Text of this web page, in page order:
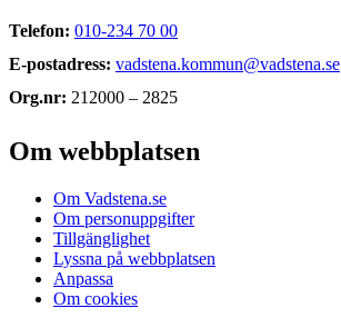
Telefon: 010-234 70 00
E-postadress: vadstena.kommun@vadstena.se
Org.nr: 212000 – 2825
Om webbplatsen
Om Vadstena.se
Om personuppgifter
Tillgänglighet
Lyssna på webbplatsen
Anpassa
Om cookies